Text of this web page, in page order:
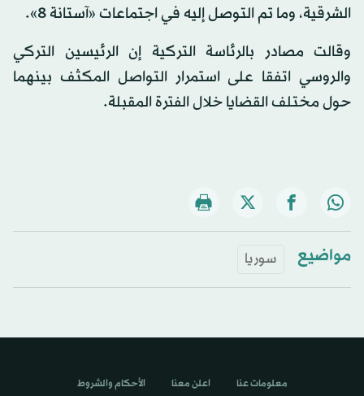
الشرقية، وما تم التوصل إليه في اجتماعات «آستانة 8».
وقالت مصادر بالرئاسة التركية إن الرئيسين التركي
والروسي اتفقا على استمرار التواصل المكثف بينهما
حول مختلف القضايا خلال الفترة المقبلة.
مواضيع سوريا
معلومات عنا اعلن معنا الأحكام والشروط